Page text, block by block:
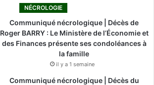
NÉCROLOGIE
Communiqué nécrologique | Décès de
Roger BARRY : Le Ministère de l’Économie et
des Finances présente ses condoléances à
la famille
il y a 1 semaine
Communiqué nécrologique | Décès du